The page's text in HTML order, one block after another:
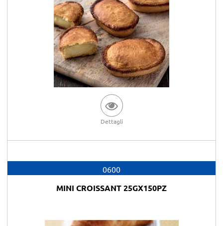
Dettagli
0600
MINI CROISSANT 25GX150PZ